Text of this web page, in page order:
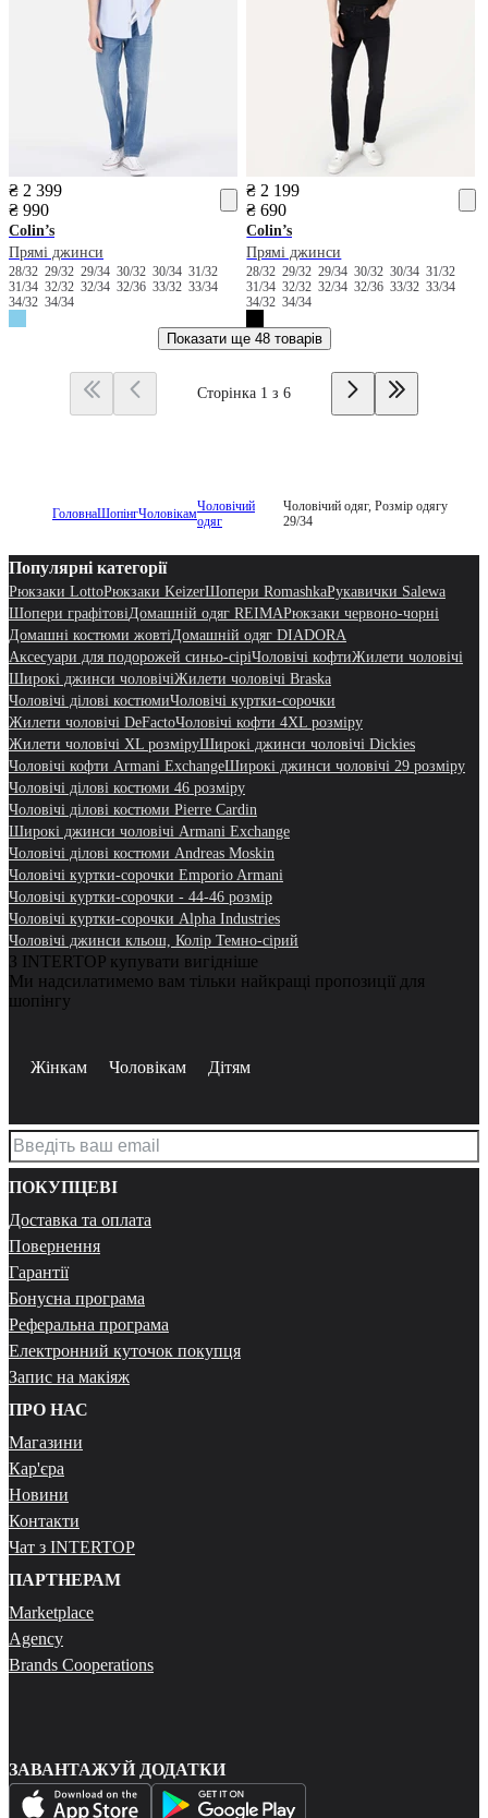
₴ 2 399
₴ 990
Colin’s
Прямі джинси
28/32 29/32 29/34 30/32 30/34 31/32
31/34 32/32 32/34 32/36 33/32 33/34
34/32 34/34
₴ 2 199
₴ 690
Colin’s
Прямі джинси
28/3229/3229/3430/3230/3431/32
31/3432/3232/3432/3633/3233/34
34/3234/34
Показати ще 48 товарів
Сторінка 1 з 6
ГоловнаШопінгЧоловікамЧоловічий
одяг
Чоловічий одяг, Розмір одягу
29/34
Популярні категорії
Рюкзаки LottoРюкзаки KeizerШопери RomashkaРукавички Salewa
Шопери графітовіДомашній одяг REIMAРюкзаки червоно-чорні
Домашні костюми жовтіДомашній одяг DIADORA
Аксесуари для подорожей синьо-сіріЧоловічі кофтиЖилети чоловічі
Широкі джинси чоловічіЖилети чоловічі Braska
Чоловічі ділові костюмиЧоловічі куртки-сорочки
Жилети чоловічі DeFactoЧоловічі кофти 4XL розміру
Жилети чоловічі XL розміруШирокі джинси чоловічі Dickies
Чоловічі кофти Armani ExchangeШирокі джинси чоловічі 29 розміру
Чоловічі ділові костюми 46 розміру
Чоловічі ділові костюми Pierre Cardin
Широкі джинси чоловічі Armani Exchange
Чоловічі ділові костюми Andreas Moskin
Чоловічі куртки-сорочки Emporio Armani
Чоловічі куртки-сорочки - 44-46 розмір
Чоловічі куртки-сорочки Alpha Industries
Чоловічі джинси кльош, Колір Темно-сірий
З INTERTOP купувати вигідніше
Ми надсилатимемо вам тільки найкращі пропозиції для
шопінгу
Жінкам Чоловікам Дітям
ПОКУПЦЕВІ
Доставка та оплата
Повернення
Гарантії
Бонусна програма
Реферальна програма
Електронний куточок покупця
Запис на макіяж
ПРО НАС
Магазини
Кар'єра
Новини
Контакти
Чат з INTERTOP
ПАРТНЕРАМ
Marketplace
Agency
Brands Cooperations
ЗАВАНТАЖУЙ ДОДАТКИ